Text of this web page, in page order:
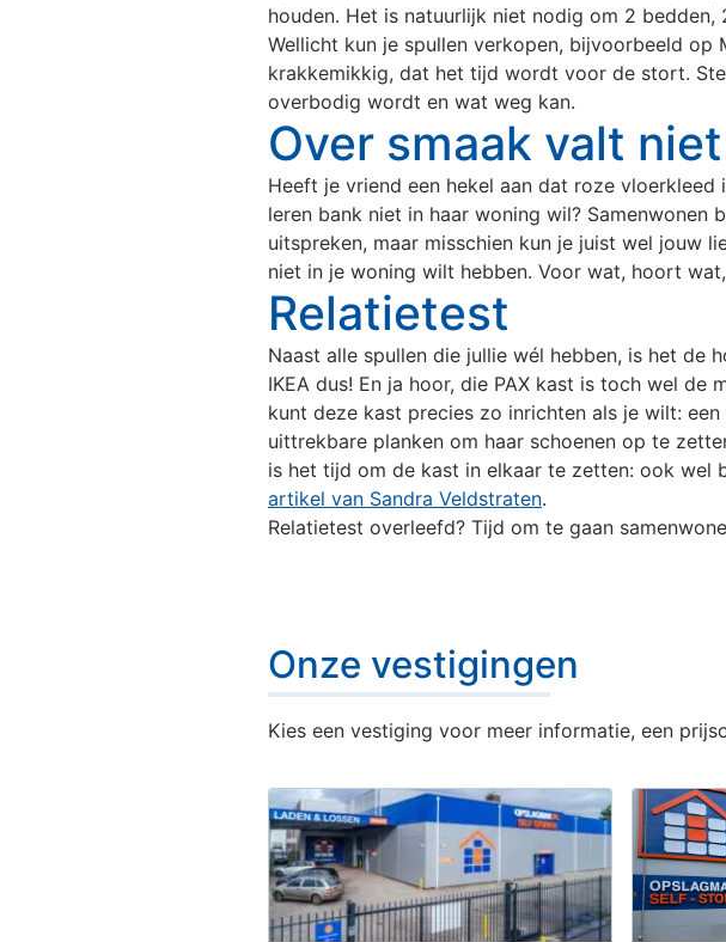
houden. Het is natuurlijk niet nodig om 2
Wellicht kun je spullen verkopen, bijvoorbeeld
krakkemikkig, dat het tijd wordt voor de stort.
overbodig wordt en wat weg kan.
Over smaak valt
Heeft je vriend een hekel aan dat roze
leren bank niet in haar woning wil? Samenwonen
uitspreken, maar misschien kun je juist wel jouw
niet in je woning wilt hebben. Voor wat, hoort
Relatietest
Naast alle spullen die jullie wél hebben, is het de
IKEA dus! En ja hoor, die PAX kast is toch wel
kunt deze kast precies zo inrichten als je wilt:
uittrekbare planken om haar schoenen op te
is het tijd om de kast in elkaar te zetten: ook wel
artikel van Sandra Veldstraten.
Relatietest overleefd? Tijd om te gaan
Onze vestigingen
Onze vestigingen
Kies een vestiging voor meer informatie, een